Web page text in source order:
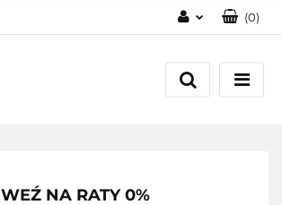
Zaloguj się
Zarejestruj się
(0)
WEŹ NA RATY 0%